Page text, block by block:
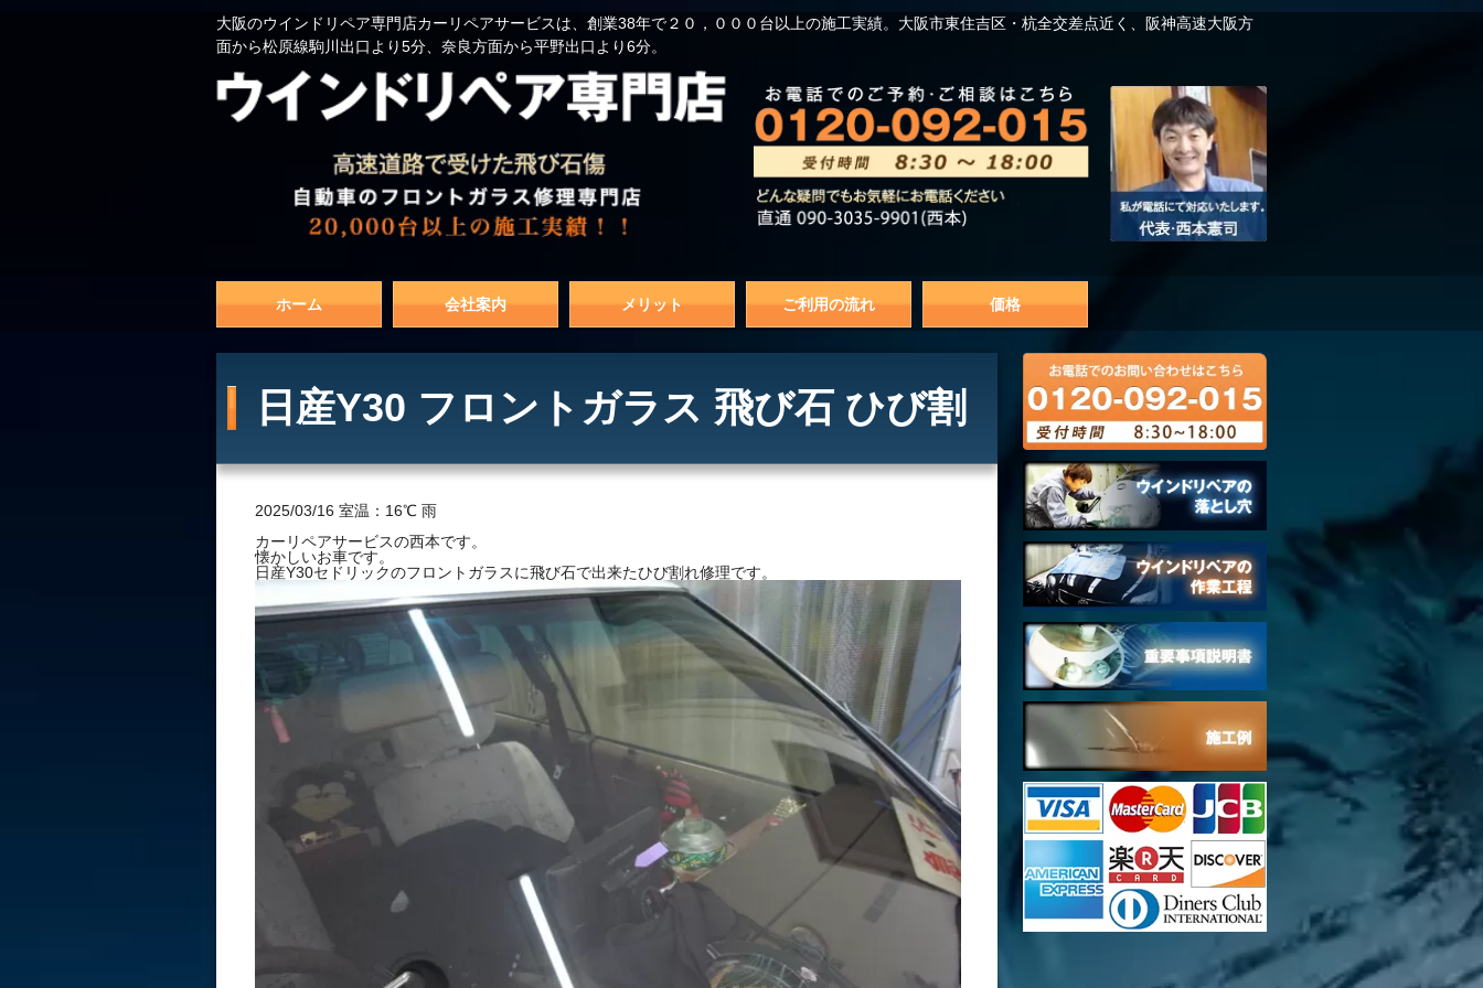
大阪のウインドリペア専門店カーリペアサービスは、創業38年で２０，０００台以上の施工実績。大阪市東住吉区・杭全交差点近く、阪神高速大阪方
面から松原線駒川出口より5分、奈良方面から平野出口より6分。
ホーム 会社案内 メリット ご利用の流れ 価格
日産Y30 フロントガラス 飛び石 ひび割
れ 修理 1cm
2025/03/16 室温：16℃ 雨
カーリペアサービスの西本です。
懐かしいお車です。
日産Y30セドリックのフロントガラスに飛び石で出来たひび割れ修理です。